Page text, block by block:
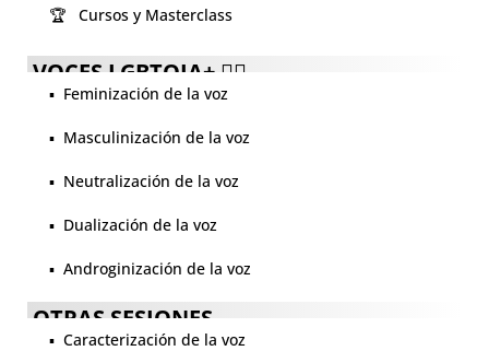
🏆 Cursos y Masterclass
VOCES LGBTQIA+ 🏳️‍🌈
▪️ Feminización de la voz
▪️ Masculinización de la voz
▪️ Neutralización de la voz
▪️ Dualización de la voz
▪️ Androginización de la voz
OTRAS SESIONES
▪️ Caracterización de la voz